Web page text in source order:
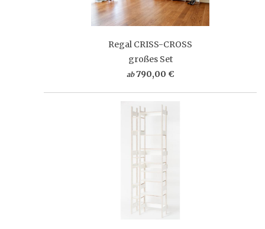
Regal CRISS-CROSS
großes Set
ab 790,00 €